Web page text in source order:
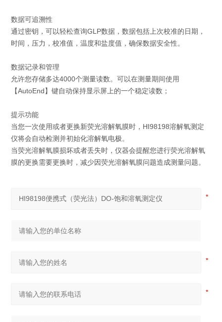
数据可追溯性
通过密钥，可以轻松查询GLP数据，数据包括上次校准的日期，
时间，压力，校准值，温度和盐度值，确保数据安全性。
数据记录和管理
允许您存储多达4000个测量读数。可以在测量期间使用
【AutoEnd】键自动保持显示屏上的一个稳定读数；
提示功能
当您一次使用或者更换新荧光溶解氧膜时，HI98198溶解氧测定
仪将会自动检测并初始化溶解氧电极。
当荧光溶解氧膜损坏或者丢失时，仪器会提醒您进行荧光溶解氧
膜的更换需要更换时，减少因荧光溶解氧膜问题造成测量问题。